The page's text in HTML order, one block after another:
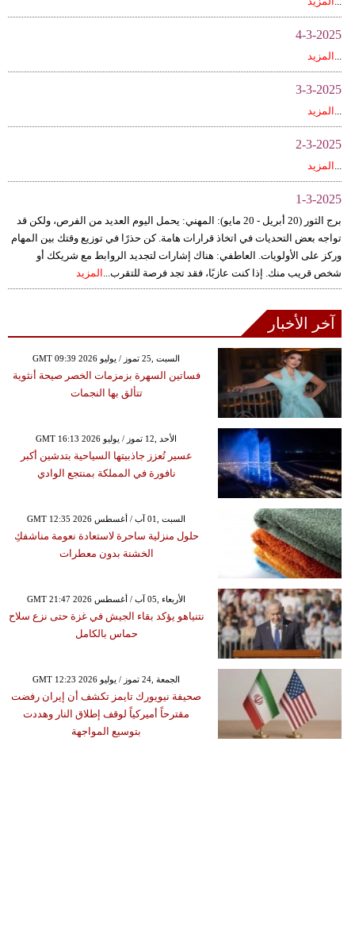
4-3-2025
... المزيد
3-3-2025
... المزيد
2-3-2025
... المزيد
1-3-2025
برج الثور (20 أبريل - 20 مايو): المهني: يحمل اليوم العديد من الفرص، ولكن قد
تواجه بعض التحديات في اتخاذ قرارات هامة. كن حذرًا في توزيع وقتك بين المهام
وركز على الأولويات. العاطفي: هناك إشارات لتجديد الروابط مع شريكك أو
شخص قريب منك. إذا كنت عازبًا، فقد تجد فرصة للتقرب... المزيد
آخر الأخبار
GMT 09:39 2026 السبت ,25 تموز / يوليو
فساتين السهرة بزمزمات الخصر صيحة أنثوية
تتألق بها النجمات
GMT 16:13 2026 الأحد ,12 تموز / يوليو
عسير تُعزز جاذبيتها السياحية بتدشين أكبر
نافورة في المملكة بمنتجع الوادي
GMT 12:35 2026 السبت ,01 آب / أغسطس
حلول منزلية ساحرة لاستعادة نعومة مناشفكِ
الخشنة بدون معطرات
GMT 21:47 2026 الأربعاء ,05 آب / أغسطس
نتنياهو يؤكد بقاء الجيش في غزة حتى نزع سلاح
حماس بالكامل
GMT 12:23 2026 الجمعة ,24 تموز / يوليو
صحيفة نيويورك تايمز تكشف أن إيران رفضت
مقترحاً أميركياً لوقف إطلاق النار وهددت
بتوسيع المواجهة